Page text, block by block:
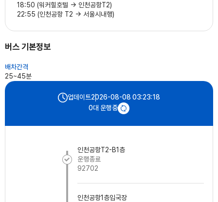
18:50 (워커힐호텔 → 인천공항T2)
22:55 (인천공항 T2 → 서울시내행)
버스 기본정보
배차간격
25~45분
업데이트2026-08-08 03:23:18
0대 운행중
인천공항T2-B1층
운행종료
92702
인천공항1층입국장